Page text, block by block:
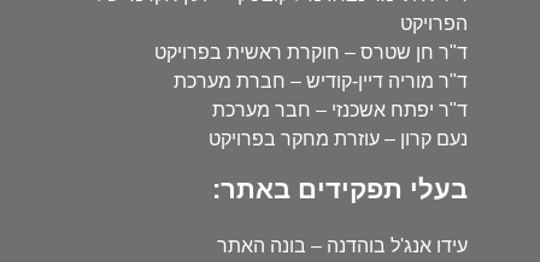
הפרויקט
ד"ר חן שטרס – חוקרת ראשית בפרויקט
ד"ר מוריה דיין-קודיש – חברת מערכת
ד"ר יפתח אשכנזי – חבר מערכת
נעם קרון – עוזרת מחקר בפרויקט
בעלי תפקידים באתר:
עידו אנג'ל בוהדנה – בונה האתר